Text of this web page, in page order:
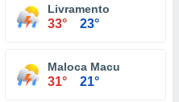
Livramento
33° 23°
Maloca Macu
31° 21°